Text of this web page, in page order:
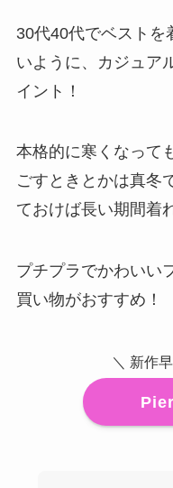
30代40代でベストを
いように、カジュア
イント！
本格的に寒くなって
ごすときとかは真冬
ておけば長い期間着
プチプラでかわいい
買い物がおすすめ！
＼ 新作